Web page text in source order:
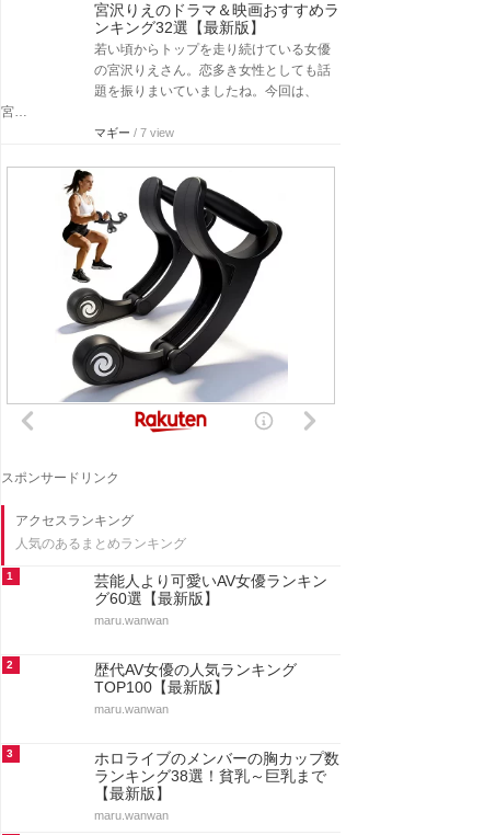
宮沢りえのドラマ＆映画おすすめラ
ンキング32選【最新版】
若い頃からトップを走り続けている女優
の宮沢りえさん。恋多き女性としても話
題を振りまいていましたね。今回は、
宮…
マギー / 7 view
スポンサードリンク
アクセスランキング
人気のあるまとめランキング
1
芸能人より可愛いAV女優ランキン
グ60選【最新版】
maru.wanwan
2
歴代AV女優の人気ランキング
TOP100【最新版】
maru.wanwan
3
ホロライブのメンバーの胸カップ数
ランキング38選！貧乳～巨乳まで
【最新版】
maru.wanwan